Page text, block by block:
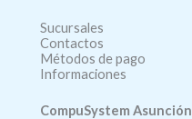
Sucursales
Contactos
Métodos de pago
Informaciones
CompuSystem Asunción